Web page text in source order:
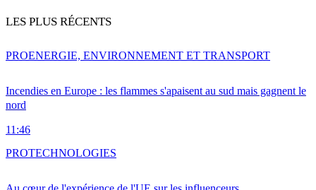
LES PLUS RÉCENTS
Incendies en Europe : les flammes s'apaisent au sud mais gagnent le
nord
11:46
PROENERGIE, ENVIRONNEMENT ET TRANSPORT
PROTECHNOLOGIES